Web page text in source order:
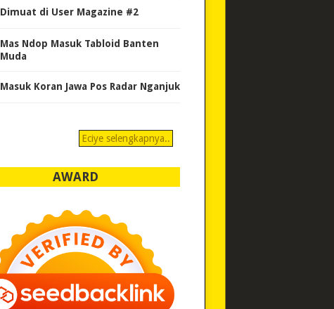
Dimuat di User Magazine #2
Mas Ndop Masuk Tabloid Banten
Muda
Masuk Koran Jawa Pos Radar Nganjuk
Eciye selengkapnya..
AWARD